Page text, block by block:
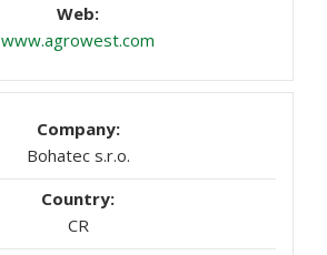
www.agrowest.com
Bohatec s.r.o.
CR